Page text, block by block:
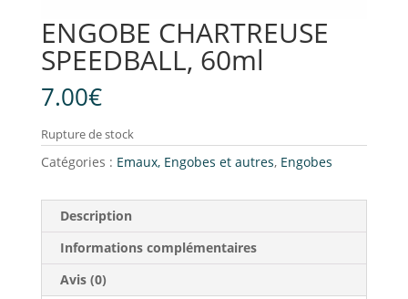
ENGOBE CHARTREUSE
SPEEDBALL, 60ml
7.00€
Rupture de stock
Catégories : Emaux, Engobes et autres, Engobes
Description
Informations complémentaires
Avis (0)